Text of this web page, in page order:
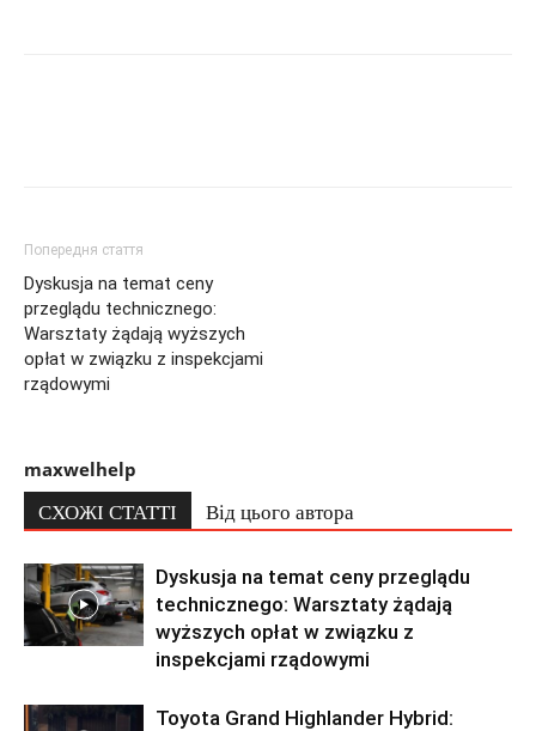
Попередня стаття
Dyskusja na temat ceny
przeglądu technicznego:
Warsztaty żądają wyższych
opłat w związku z inspekcjami
rządowymi
maxwelhelp
СХОЖІ СТАТТІ Від цього автора
Dyskusja na temat ceny przeglądu
technicznego: Warsztaty żądają
wyższych opłat w związku z
inspekcjami rządowymi
Toyota Grand Highlander Hybrid: